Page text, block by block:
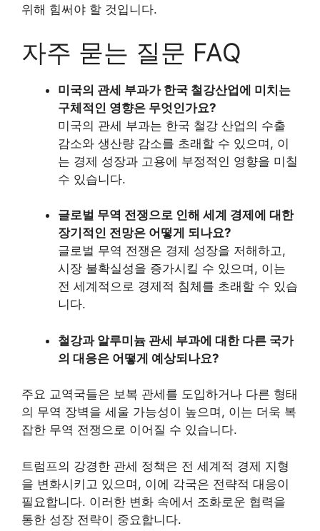
위해 힘써야 할 것입니다.
자주 묻는 질문 FAQ
미국의 관세 부과가 한국 철강산업에 미치는
구체적인 영향은 무엇인가요?
미국의 관세 부과는 한국 철강 산업의 수출
감소와 생산량 감소를 초래할 수 있으며, 이
는 경제 성장과 고용에 부정적인 영향을 미칠
수 있습니다.
글로벌 무역 전쟁으로 인해 세계 경제에 대한
장기적인 전망은 어떻게 되나요?
글로벌 무역 전쟁은 경제 성장을 저해하고,
시장 불확실성을 증가시킬 수 있으며, 이는
전 세계적으로 경제적 침체를 초래할 수 있습
니다.
철강과 알루미늄 관세 부과에 대한 다른 국가
의 대응은 어떻게 예상되나요?
주요 교역국들은 보복 관세를 도입하거나 다른 형태
의 무역 장벽을 세울 가능성이 높으며, 이는 더욱 복
잡한 무역 전쟁으로 이어질 수 있습니다.
트럼프의 강경한 관세 정책은 전 세계적 경제 지형
을 변화시키고 있으며, 이에 각국은 전략적 대응이
필요합니다. 이러한 변화 속에서 조화로운 협력을
통한 성장 전략이 중요합니다.